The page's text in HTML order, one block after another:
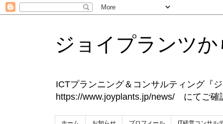
ジョイプランツ
ICTプランニング＆コンサルティング
https://www.joyplants.jp/news/ にてご確